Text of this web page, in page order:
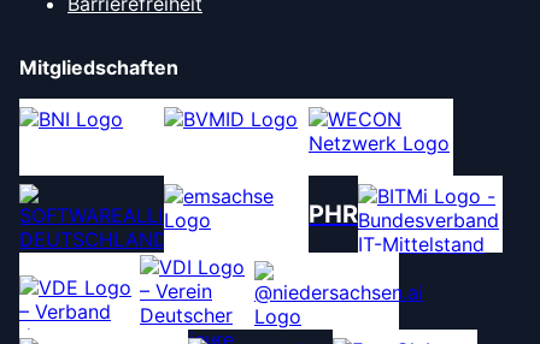
Mitgliedschaften
PHR